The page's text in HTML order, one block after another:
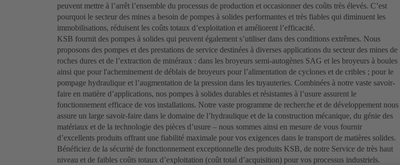
peuvent mettre à l’arrêt l’ensemble du processus de production et occasionner des coûts très élevés. C’est
pourquoi le secteur des mines a besoin de pompes à solides performantes et très fiables qui diminuent les
immobilisations, réduisent les coûts totaux d’exploitation et améliorent l’efficacité.
KSB fournit des pompes à solides qui peuvent également s’utiliser dans des conditions extrêmes. Nous
proposons des pompes et des prestations de service destinées à diverses applications du secteur des mines de
roches dures et de l’extraction de minéraux : dans les broyeurs semi-autogènes SAG et les broyeurs à boules
ainsi que pour l'acheminement de déblais de broyeurs pour l’alimentation de cyclones et de cribles ; pour le
pompage hydraulique et l’augmentation de la pression dans les tuyauteries. Combinées à notre vaste savoir-
faire en matière d’applications, nos pompes à solides durables et résistantes à l’usure assurent le
fonctionnement efficace de vos installations. Notre vaste programme de recherche et de développement nous
assure un large savoir-faire dans le domaine de l’hydraulique et de la construction mécanique, du génie des
matériaux et de la technologie des pièces d’usure – nous sommes ainsi en mesure de vous fournir
d’excellents produits offrant une fiabilité maximale pour vos exigences dans le transport de matières solides.
Bénéficiez de la sécurité de fonctionnement exceptionnelle des produits KSB, de notre Service de très haut
niveau et de faibles coûts totaux d’exploitation (coût total d’acquisition) pour vos processus industriels.